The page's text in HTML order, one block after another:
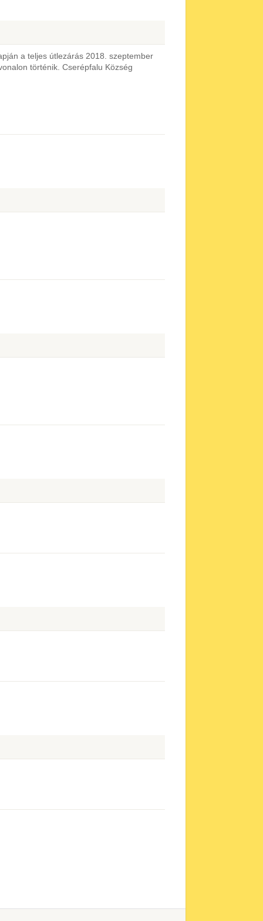
a teljes útlezárás 2018. szeptember
történik. Cserépfalu Község